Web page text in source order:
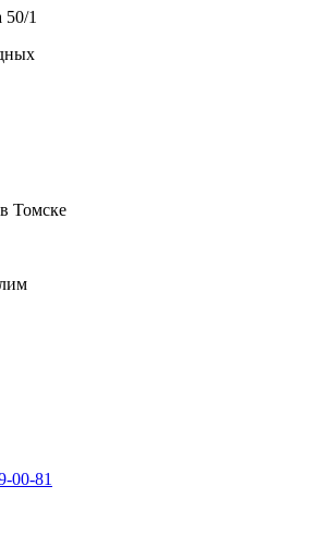
50/1
Томске
00-81